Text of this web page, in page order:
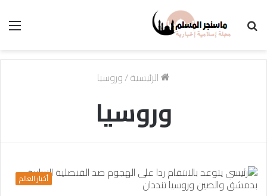
الرئيسية/وروسيا
وروسيا
أخبار العالم